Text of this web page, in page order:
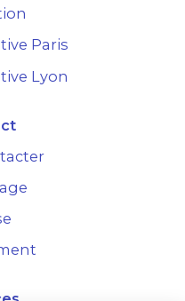
Paris
Lyon